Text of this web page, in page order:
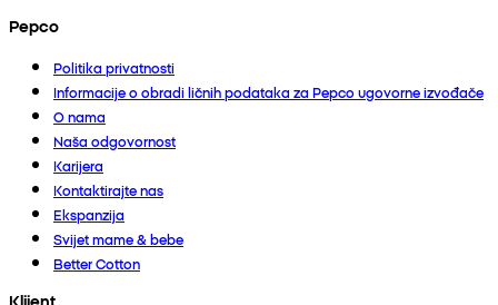
Pepco
Politika privatnosti
Informacije o obradi ličnih podataka za Pepco ugovorne izvođače
O nama
Naša odgovornost
Karijera
Kontaktirajte nas
Ekspanzija
Svijet mame & bebe
Better Cotton